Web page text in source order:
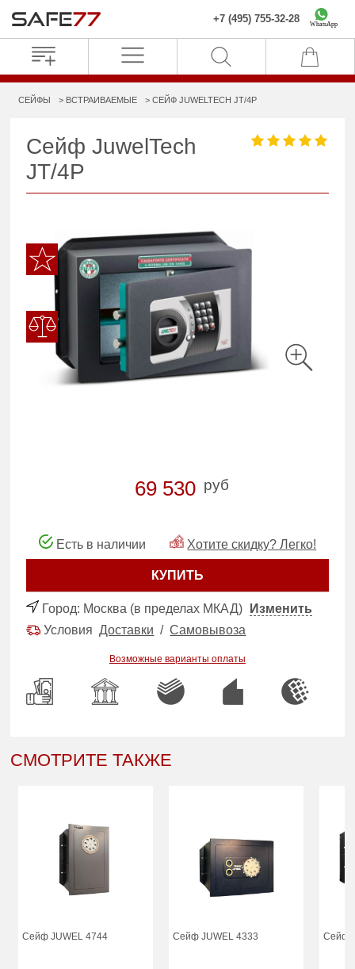
+7 (495) 755-32-28 WhatsApp
СЕЙФЫ ВСТРАИВАЕМЫЕ СЕЙФ JUWELTECH JT/4P
Сейф JuwelTech
JT/4P
69 530 руб
Есть в наличии Хотите скидку? Легко!
КУПИТЬ
Город: Москва (в пределах МКАД)
Изменить
УсловияДоставки /Самовывоза
Возможные варианты оплаты
СМОТРИТЕ ТАКЖЕ
Сейф JUWEL 4744 Сейф JUWEL 4333 Сейф